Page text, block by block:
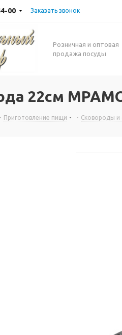
00 Заказать звонок
Розничная и оптовая
продажа посуды
22см
- Приготовление пищи - Сковороды и